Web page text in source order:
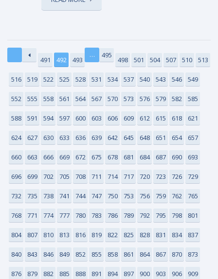
491 492 493
… 495
498 501 504 507 510 513
516 519 522 525 528 531 534 537 540 543 546 549
552 555 558 561 564 567 570 573 576 579 582 585
588 591 594 597 600 603 606 609 612 615 618 621
624 627 630 633 636 639 642 645 648 651 654 657
660 663 666 669 672 675 678 681 684 687 690 693
696 699 702 705 708 711 714 717 720 723 726 729
732 735 738 741 744 747 750 753 756 759 762 765
768 771 774 777 780 783 786 789 792 795 798 801
804 807 810 813 816 819 822 825 828 831 834 837
840 843 846 849 852 855 858 861 864 867 870 873
876 879 882 885 888 891 894 897 900 903 906 909